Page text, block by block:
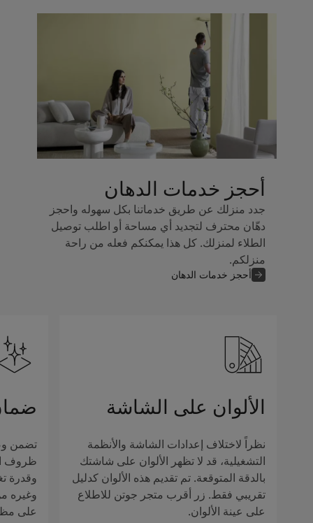
أحجز خدمات الدهان
جدد منزلك عن طريق خدماتنا بكل سهوله واحجز
دهّان محترف لتجديد أي مساحة أو اطلب توصيل
الطلاء لمنزلك. كل هذا يمكنكم فعله من راحة
منزلكم.
أحجز خدمات الدهان
الألوان على الشاشة
نظراً لاختلاف إعدادات الشاشة والأنظمة
التشغيلية، قد لا تظهر الألوان على شاشتك
بالدقة المتوقعة. تم تقديم هذه الألوان كدليل
تقريبي فقط. زر أقرب متجر جوتن للاطلاع
على عينة الألوان.
تضمن
ظروف
وقدرة
وغيره
على